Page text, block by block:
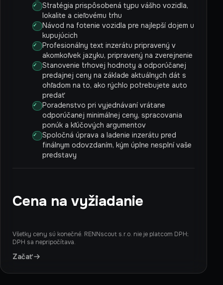
Stratégia prispôsobená typu vášho vozidla,
lokalite a cieľovému trhu
Návod na fotenie vozidla pre najlepší dojem u
kupujúcich
Profesionálny text inzerátu pripravený v
akomkoľvek jazyku, pripravený na zverejnenie
Stanovenie trhovej hodnoty a odporúčanej
predajnej ceny na základe aktuálnych dát s
ohľadom na to, ako rýchlo potrebujete auto
predať
Poradenstvo pri vyjednávaní vrátane
odporúčanej minimálnej ceny, spracovania
ponúk a kľúčových argumentov
Spoločná úprava a ladenie inzerátu pred
finálnym odovzdaním, kým úplne nesplní vaše
predstavy
Cena na vyžiadanie
Všetky ceny sú konečné. RENNscout s.r.o. nie je platcom DPH;
DPH sa nepripočítava.
Začať